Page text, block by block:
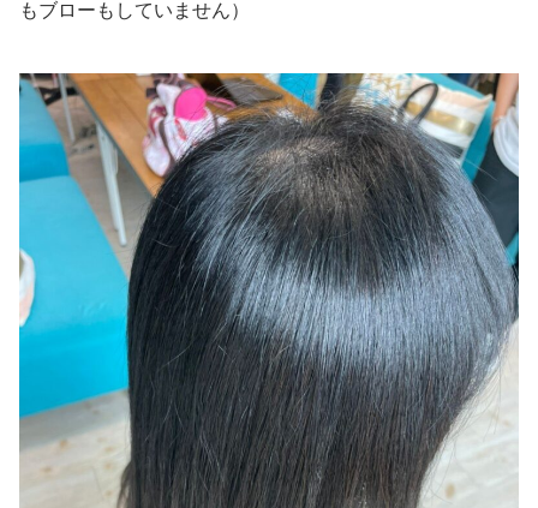
もブローもしていません）